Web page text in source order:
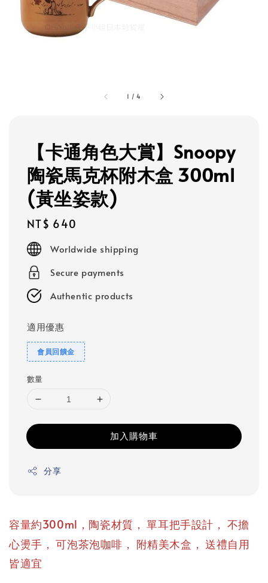
1 /4
【卡通角色大賞】Snoopy
陶瓷馬克杯附木盒 300ml
(黃坐姿款)
Regular
price
NT$ 640
Worldwide shipping
Secure payments
Authentic products
適用優惠
會員回饋金
數量
加入購物車
分享
容量約300ml，陶瓷材質 ， 單耳把手設計 ， 不擔
心燙手 ， 可泡茶泡咖啡 ， 附精美木盒 ， 送禮自用
皆適宜